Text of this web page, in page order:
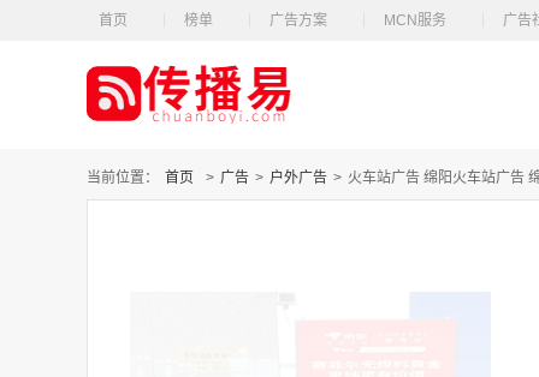
首页 榜单 广告方案 MCN服务 广告
当前位置： 首页 > 广告 > 户外广告 > 火车站广告 绵阳火车站广告